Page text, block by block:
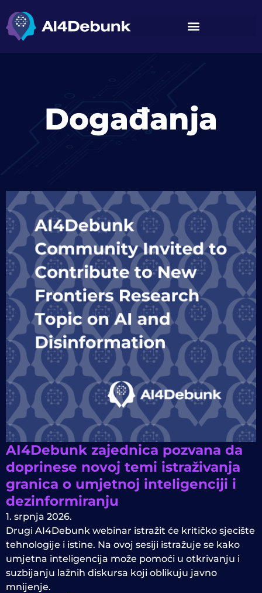
Događanja
AI4Debunk zajednica pozvana da
doprinese novoj temi istraživanja
granica o umjetnoj inteligenciji i
dezinformiranju
1. srpnja 2026.
Drugi AI4Debunk webinar istražit će kritičko sjecište
tehnologije i istine. Na ovoj sesiji istražuje se kako
umjetna inteligencija može pomoći u otkrivanju i
suzbijanju lažnih diskursa koji oblikuju javno
mnijenje.